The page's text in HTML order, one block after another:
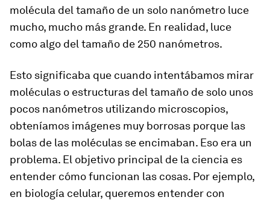
molécula del tamaño de un solo nanómetro luce
mucho, mucho más grande. En realidad, luce
como algo del tamaño de 250 nanómetros.
Esto significaba que cuando intentábamos mirar
moléculas o estructuras del tamaño de solo unos
pocos nanómetros utilizando microscopios,
obteníamos imágenes muy borrosas porque las
bolas de las moléculas se encimaban. Eso era un
problema. El objetivo principal de la ciencia es
entender cómo funcionan las cosas. Por ejemplo,
en biología celular, queremos entender con